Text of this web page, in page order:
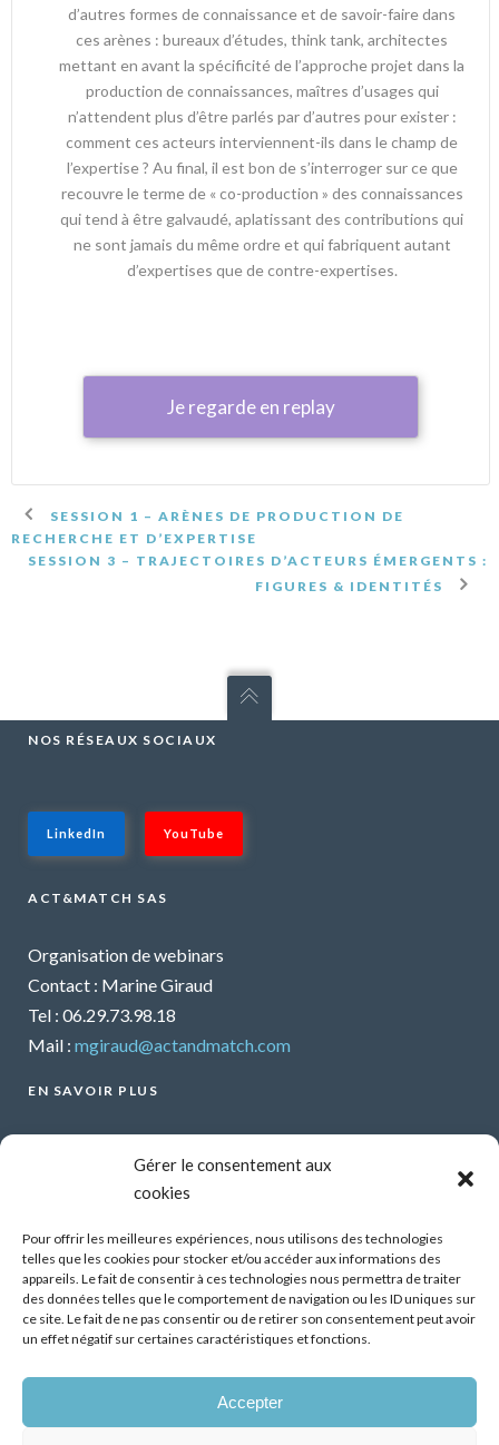
Gérer le consentement aux
cookies
Pour offrir les meilleures expériences, nous utilisons des technologies
telles que les cookies pour stocker et/ou accéder aux informations des
appareils. Le fait de consentir à ces technologies nous permettra de traiter
des données telles que le comportement de navigation ou les ID uniques sur
ce site. Le fait de ne pas consentir ou de retirer son consentement peut avoir
un effet négatif sur certaines caractéristiques et fonctions.
Accepter
d’autres formes de connaissance et de savoir-faire dans
ces arènes : bureaux d’études, think tank, architectes
mettant en avant la spécificité de l’approche projet dans la
production de connaissances, maîtres d’usages qui
n’attendent plus d’être parlés par d’autres pour exister :
comment ces acteurs interviennent-ils dans le champ de
l’expertise ? Au final, il est bon de s’interroger sur ce que
recouvre le terme de « co-production » des connaissances
qui tend à être galvaudé, aplatissant des contributions qui
ne sont jamais du même ordre et qui fabriquent autant
d’expertises que de contre-expertises.
Je regarde en replay
SESSION 1 – ARÈNES DE PRODUCTION DE
RECHERCHE ET D’EXPERTISE
SESSION 3 – TRAJECTOIRES D’ACTEURS ÉMERGENTS :
FIGURES & IDENTITÉS
NOS RÉSEAUX SOCIAUX
LinkedIn YouTube
ACT&MATCH SAS
Organisation de webinars
Contact : Marine Giraud
Tel : 06.29.73.98.18
Mail : mgiraud@actandmatch.com
EN SAVOIR PLUS
Organiser un webinar
Mentions légales
CGU
Santé mentale et travail : Comment parler de ses
difficultés psychiques ?
Démonstrateur d’éclairage intelligent dans les